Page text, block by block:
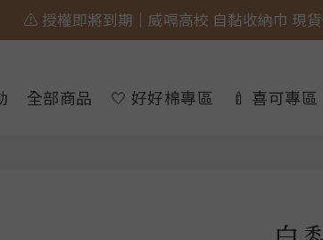
🎀 蝴蝶結貓貓的大人系日常 新上市
🎀 蝴蝶結貓貓的大人系日常 新上市
全部商品 🤍 好好棉專區 🍼 喜可專區